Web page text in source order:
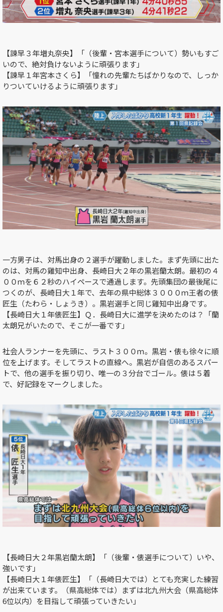
【諫早３年増丸奈央】「（後輩・宮本選手について）勢いもすご
いので、絶対負けないように頑張ります」
【諫早１年宮本さくら】「憧れの先輩たちばかりなので、しっか
りついていけるように頑張ります」
一方男子は、対馬出身の２選手が躍動しました。まず先頭に出た
のは、対馬の雞知中出身、長崎日大２年の黒岩蘭太朗。最初の４
００ｍを６２秒のハイペースで通過します。先頭集団の最後尾に
つくのが、長崎日大１年で、去年の県中総体３０００ｍ王者の俵
匠生（たわら・しょうき）。黒岩選手と同じ雞知中出身です。
【長崎日大１年俵匠生】Ｑ．長崎日大に進学を決めたのは？「蘭
太朗兄がいたので、そこが一番です」
社会人ランナーを先頭に、ラスト３００ｍ。黒岩・俵も徐々に順
位を上げます。そしてラストの直線へ。黒岩が自信のあるスパー
トで、他の選手を振り切り、唯一の３分台でゴール。俵は５着
で、好記録をマークしました。
【長崎日大２年黒岩蘭太朗】「（後輩・俵選手について）いや、
強いです」
【長崎日大１年俵匠生】「（長崎日大では）とても充実した練習
が出来ています。（県高総体では）まずは北九州大会（県高総体
6位以内）を目指して頑張っていきたい」